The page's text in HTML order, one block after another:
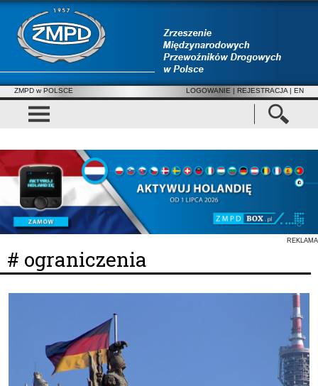
ZMPD w POLSCE LOGOWANIE | REJESTRACJA | EN
REKLAMA
# ograniczenia